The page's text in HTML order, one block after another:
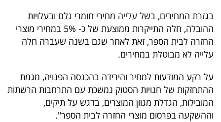
קריפטו
ויראלי
טלוויזיה
עסקי
ספורט
בגזרת המחירים, בשל עלייה מחירי חומרי גלם ובעלויות
ההובלה, חלה התייקרות ממוצעת של כ- 5% במחירי מוצרי
החזרה לבית הספר, זאת לאחר שגם בשנה שעברה חלה
עלייה לא מבוטלת במחירים.
על רקע המודעות למחיר והירידה בהכנסה הפנויה, מגמת
ההתחזקות של חנויות הסטוק נמשכת עם התרחבות הרשתות
המובילות, הגדלת מגוון המוצרים, בדגש על תיקים,
וההשקעה בפרסום מוצרי החזרה לבית הספר".